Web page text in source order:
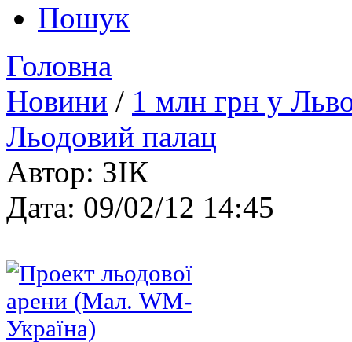
Пошук
Головна
Новини / 1 млн грн у
Льодовий палац
Автор: ЗІК
Дата: 09/02/12 14:45